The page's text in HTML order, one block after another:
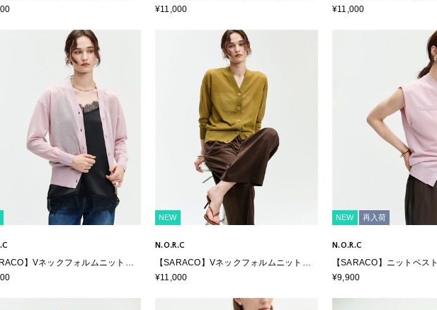
ン
ーディガン
¥11,000
ーディガン
¥11,000
】Vネックフォルムニットカ
ン
NEW
N.O.R.C
【SARACO】Vネックフォルムニットカ
ーディガン
¥11,000
NEW 再入荷
N.O.R.C
【SARACO】ニットベスト
¥9,900